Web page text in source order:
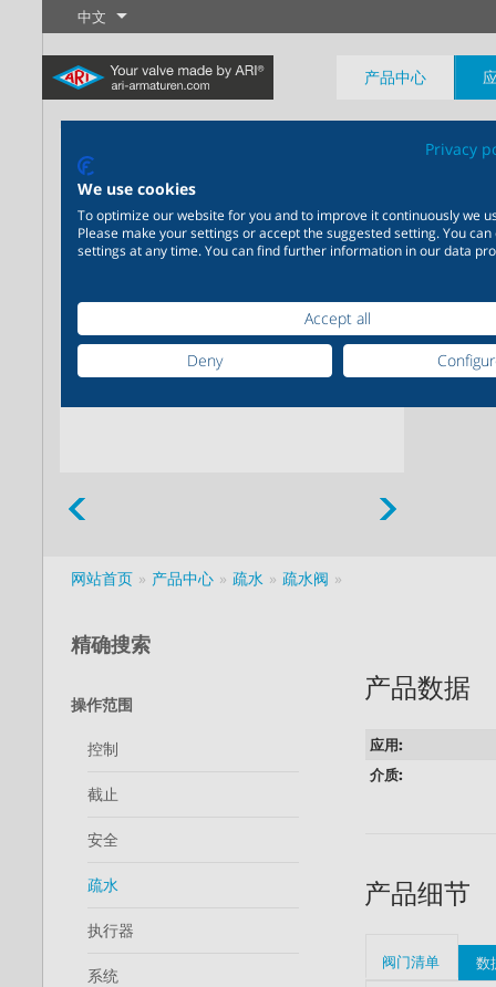
中文
产品中心
最新产品 控制
了解更多
截断
工业制程
业应用系统
化学工程
工程领域，产品解决方案可满
足您个性化的定制需求
双
网站首页 产品中心 疏水 疏水阀
产品数据
应用:
介质:
产品细节
阀门清单 数
精确搜索
操作范围
控制
截止
安全
疏水
执行器
系统
Privacy
We use cookies
To optimize our website for you and to improve it continuously we
Please make your settings or accept the suggested setting. You
settings at any time. You can find further information in our data
Accept all
Deny